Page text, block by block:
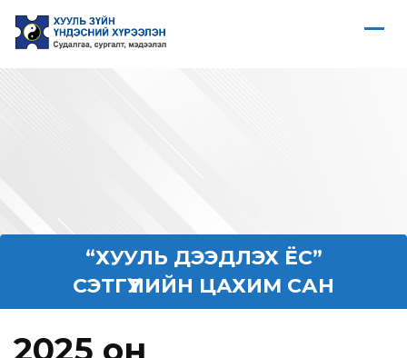
“ХУУЛЬ ДЭЭДЛЭХ ЁС”
СЭТГҮҮЛИЙН ЦАХИМ САН
2025 он